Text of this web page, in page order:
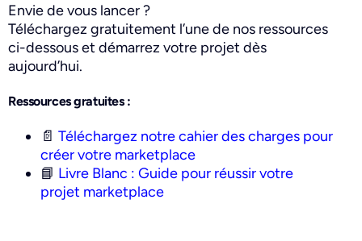
Envie de vous lancer ?
Téléchargez gratuitement l’une de nos ressources
ci-dessous et démarrez votre projet dès
aujourd’hui.
Ressources gratuites :
📄 Téléchargez notre cahier des charges pour
créer votre marketplace
📘 Livre Blanc : Guide pour réussir votre
projet marketplace